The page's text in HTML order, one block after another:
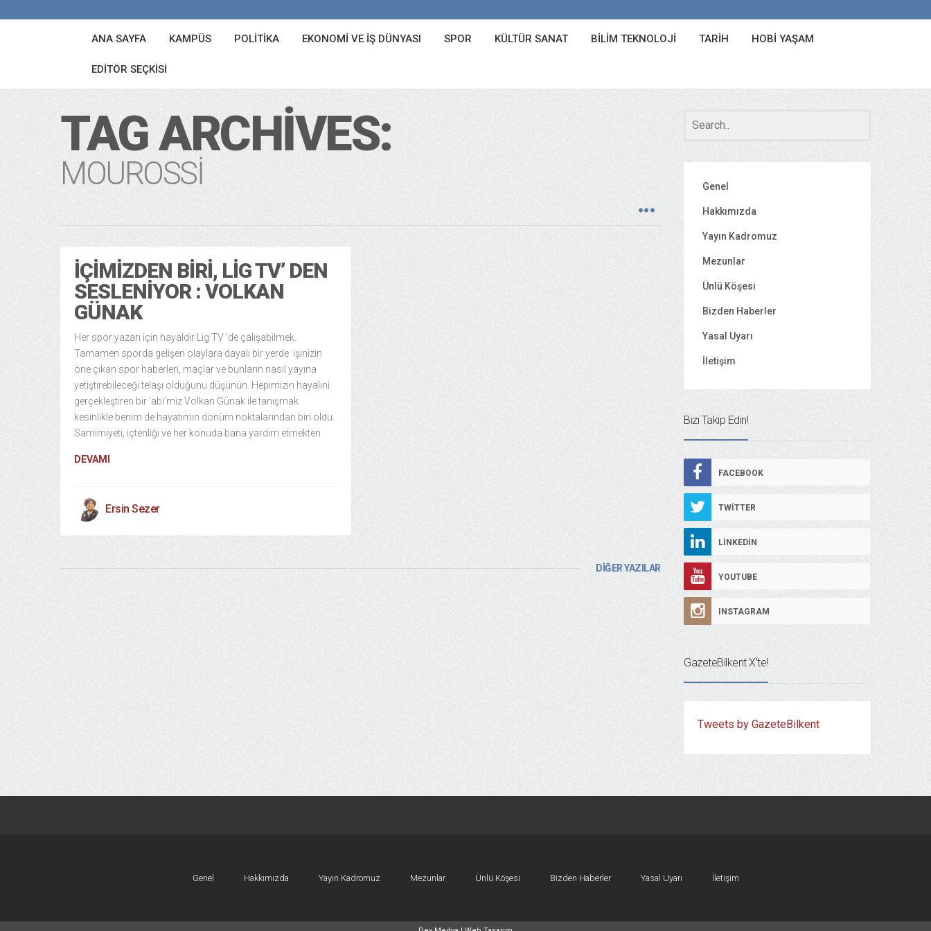
ANA SAYFA KAMPÜS POLITIKA EKONOMI VE İŞ DÜNYASI SPOR KÜLTÜR SANAT BILIM TEKNOLOJI TARIH HOBI YAŞAM
EDITÖR SEÇKISI
TAG ARCHIVES:
MOUROSSI
İÇIMIZDEN BIRI, LIG TV’ DEN
SESLENIYOR : VOLKAN
GÜNAK
Her spor yazarı için hayaldir Lig TV ‘de çalışabilmek.
Tamamen sporda gelişen olaylara dayalı bir yerde işinizin
öne çıkan spor haberleri, maçlar ve bunların nasıl yayına
yetiştirebileceği telaşı olduğunu düşünün. Hepimizin hayalini
gerçekleştiren bir ‘abi’miz Volkan Günak ile tanışmak
kesinlikle benim de hayatımın dönüm noktalarından biri oldu.
Samimiyeti, içtenliği ve her konuda bana yardım etmekten
DEVAMI
Ersin Sezer
DİĞER YAZILAR
Genel
Hakkımızda
Yayın Kadromuz
Mezunlar
Ünlü Köşesi
Bizden Haberler
Yasal Uyarı
İletişim
Bizi Takip Edin!
FACEBOOK
TWITTER
LINKEDIN
YOUTUBE
INSTAGRAM
GazeteBilkent X’te!
Tweets by GazeteBilkent
Genel Hakkımızda Yayın Kadromuz Mezunlar Ünlü Köşesi Bizden Haberler Yasal Uyarı İletişim